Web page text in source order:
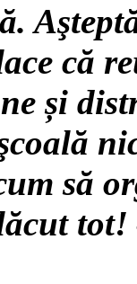
că
și
să
tot!